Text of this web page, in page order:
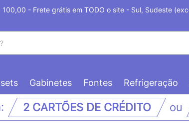
100,00 - Frete grátis em TODO o site - Sul, Sudeste
Gabinetes Fontes Refrigeração
2 CARTÕES DE CRÉDITO ou